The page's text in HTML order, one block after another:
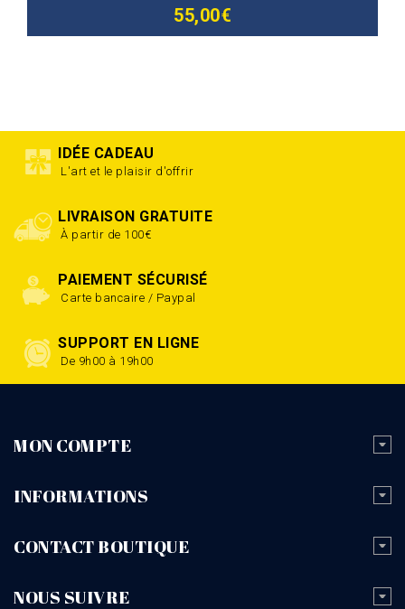
55,00€
IDÉE CADEAU
L'art et le plaisir d'offrir
LIVRAISON GRATUITE
À partir de 100€
PAIEMENT SÉCURISÉ
Carte bancaire / Paypal
SUPPORT EN LIGNE
De 9h00 à 19h00
MON COMPTE
INFORMATIONS
CONTACT BOUTIQUE
NOUS SUIVRE